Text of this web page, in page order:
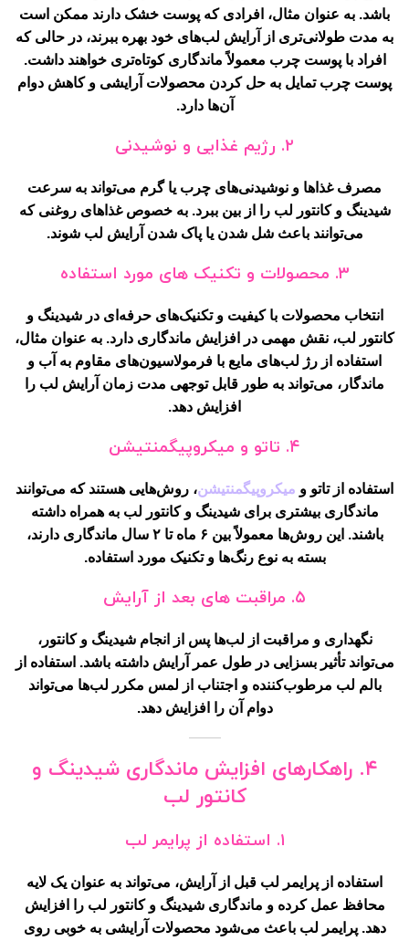
باشد. به عنوان مثال، افرادی که پوست خشک دارند ممکن است
به مدت طولانی‌تری از آرایش لب‌های خود بهره ببرند، در حالی که
افراد با پوست چرب معمولاً ماندگاری کوتاه‌تری خواهند داشت.
پوست چرب تمایل به حل کردن محصولات آرایشی و کاهش دوام
آن‌ها دارد.
۲. رژیم غذایی و نوشیدنی
مصرف غذاها و نوشیدنی‌های چرب یا گرم می‌تواند به سرعت
شیدینگ و کانتور لب را از بین ببرد. به خصوص غذاهای روغنی که
می‌توانند باعث شل شدن یا پاک شدن آرایش لب شوند.
۳. محصولات و تکنیک های مورد استفاده
انتخاب محصولات با کیفیت و تکنیک‌های حرفه‌ای در شیدینگ و
کانتور لب، نقش مهمی در افزایش ماندگاری دارد. به عنوان مثال،
استفاده از رژ لب‌های مایع با فرمولاسیون‌های مقاوم به آب و
ماندگار، می‌تواند به طور قابل توجهی مدت زمان آرایش لب را
افزایش دهد.
۴. تاتو و میکروپیگمنتیشن
استفاده از تاتو و میکروپیگمنتیشن، روش‌هایی هستند که می‌توانند
ماندگاری بیشتری برای شیدینگ و کانتور لب به همراه داشته
باشند. این روش‌ها معمولاً بین ۶ ماه تا ۲ سال ماندگاری دارند،
بسته به نوع رنگ‌ها و تکنیک مورد استفاده.
۵. مراقبت های بعد از آرایش
نگهداری و مراقبت از لب‌ها پس از انجام شیدینگ و کانتور،
می‌تواند تأثیر بسزایی در طول عمر آرایش داشته باشد. استفاده از
بالم لب مرطوب‌کننده و اجتناب از لمس مکرر لب‌ها می‌تواند
دوام آن را افزایش دهد.
۴. راهکارهای افزایش ماندگاری شیدینگ و
کانتور لب
۱. استفاده از پرایمر لب
استفاده از پرایمر لب قبل از آرایش، می‌تواند به عنوان یک لایه
محافظ عمل کرده و ماندگاری شیدینگ و کانتور لب را افزایش
دهد. پرایمر لب باعث می‌شود محصولات آرایشی به خوبی روی